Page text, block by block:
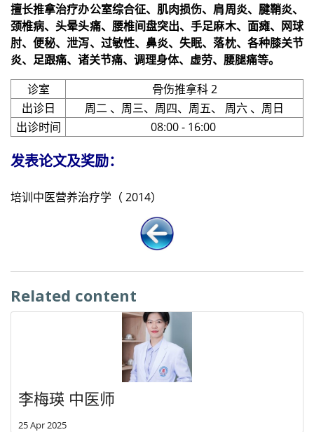
擅长推拿治疗办公室综合征、肌肉损伤、肩周炎、腱鞘炎、
颈椎病、头晕头痛、腰椎间盘突出、手足麻木、面瘫、网球
肘、便秘、泄泻、过敏性、鼻炎、失眠、落枕、各种膝关节
炎、足跟痛、诸关节痛、调理身体、虚劳、腰腿痛等。
诊室
骨伤推拿科 2
出诊日
周二 、周三、周四、周五、 周六 、周日
出诊时间
08:00 - 16:00
发表论文及奖励：
培训中医营养治疗学（ 2014）
Related content
李梅瑛 中医师
25 Apr 2025